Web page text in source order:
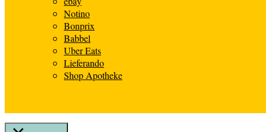
Notino
Bonprix
Babbel
Uber Eats
Lieferando
Shop Apotheke